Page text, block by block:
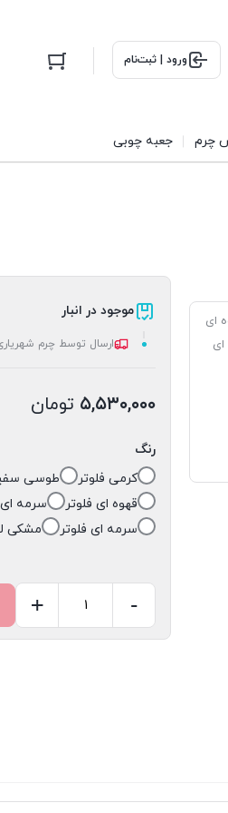
ورود | ثبت‌نام
چرم جعبه چوبی
ای
ای
موجود در انبار
ارسال توسط چرم
۵,۵۳۰,۰۰۰ تومان
رنگ
کرمی فلوتر
طوسی
قهوه ای فلوتر
سرمه
سرمه ای فلوتر
مشکی
بزرگ
-
+